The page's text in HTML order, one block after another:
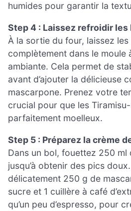
humides pour garantir la
Step 4 : Laissez refroidir
À la sortie du four, laissez
complètement dans le moule
ambiante. Cela permet de
avant d’ajouter la délicieuse
mascarpone. Prenez votre
crucial pour que les
parfaitement moelleux.
Step 5 : Préparez la crème
Dans un bol, fouettez 250 ml
jusqu’à obtenir des pics
délicatement 250 g de
sucre et 1 cuillère à café
qu’un peu d’espresso, pour